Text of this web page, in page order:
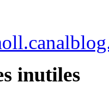
inutiles